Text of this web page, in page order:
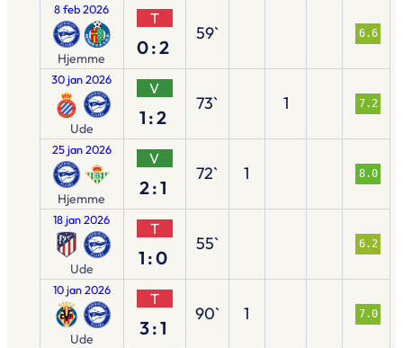
8 feb 2026
Hjemme
T
0:2
59` 6.6
30 jan 2026
Ude
V
1:2
73` 1 7.2
25 jan 2026
Hjemme
V
2:1
72` 1 8.0
18 jan 2026
Ude
T
1:0
55` 6.2
10 jan 2026
Ude
T
3:1
90` 1 7.0